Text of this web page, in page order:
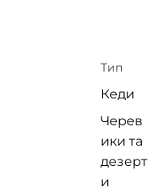
Тип
Кеди
Черев
ики та
дезерт
и